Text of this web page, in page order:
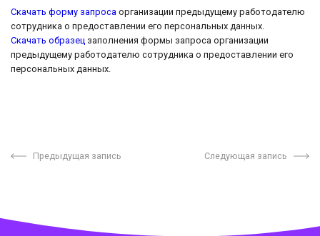
Скачать форму запроса организации предыдущему работодателю
сотрудника о предоставлении его персональных данных.
Скачать образец заполнения формы запроса организации
предыдущему работодателю сотрудника о предоставлении его
персональных данных.
Предыдущая запись Следующая запись